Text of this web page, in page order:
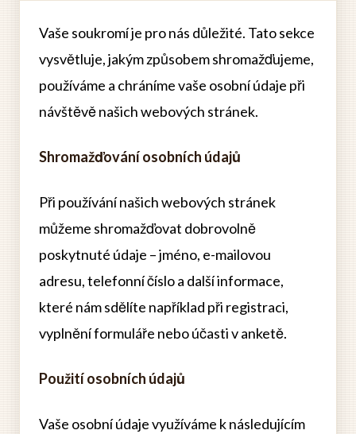
Vaše soukromí je pro nás důležité. Tato sekce
vysvětluje, jakým způsobem shromažďujeme,
používáme a chráníme vaše osobní údaje při
návštěvě našich webových stránek.
Shromažďování osobních údajů
Při používání našich webových stránek
můžeme shromažďovat dobrovolně
poskytnuté údaje – jméno, e-mailovou
adresu, telefonní číslo a další informace,
které nám sdělíte například při registraci,
vyplnění formuláře nebo účasti v anketě.
Použití osobních údajů
Vaše osobní údaje využíváme k následujícím